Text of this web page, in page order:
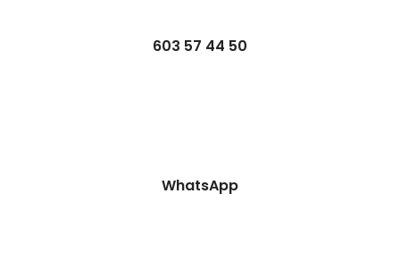
603 57 44 50
WhatsApp